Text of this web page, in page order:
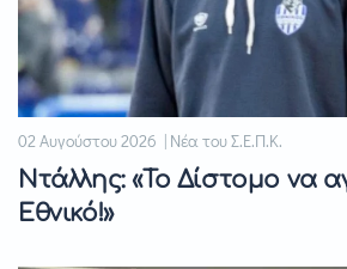
02 Αυγούστου 2026 | Νέα του Σ.Ε.Π.Κ.
Ντάλλης: «Το Δίστομο να
Εθνικό!»